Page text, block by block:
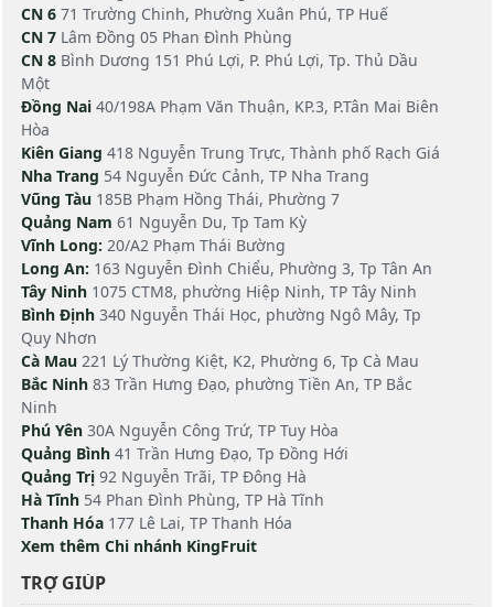
CN 6 71 Trường Chinh, Phường Xuân Phú, TP Huế
CN 7 Lâm Đồng 05 Phan Đình Phùng
CN 8 Bình Dương 151 Phú Lợi, P. Phú Lợi, Tp. Thủ Dầu
Một
Đồng Nai 40/198A Phạm Văn Thuận, KP.3, P.Tân Mai Biên
Hòa
Kiên Giang 418 Nguyễn Trung Trực, Thành phố Rạch Giá
Nha Trang 54 Nguyễn Đức Cảnh, TP Nha Trang
Vũng Tàu 185B Phạm Hồng Thái, Phường 7
Quảng Nam 61 Nguyễn Du, Tp Tam Kỳ
Vĩnh Long: 20/A2 Phạm Thái Bường
Long An: 163 Nguyễn Đình Chiểu, Phường 3, Tp Tân An
Tây Ninh 1075 CTM8, phường Hiệp Ninh, TP Tây Ninh
Bình Định 340 Nguyễn Thái Học, phường Ngô Mây, Tp
Quy Nhơn
Cà Mau 221 Lý Thường Kiệt, K2, Phường 6, Tp Cà Mau
Bắc Ninh 83 Trần Hưng Đạo, phường Tiền An, TP Bắc
Ninh
Phú Yên 30A Nguyễn Công Trứ, TP Tuy Hòa
Quảng Bình 41 Trần Hưng Đạo, Tp Đồng Hới
Quảng Trị 92 Nguyễn Trãi, TP Đông Hà
Hà Tĩnh 54 Phan Đình Phùng, TP Hà Tĩnh
Thanh Hóa 177 Lê Lai, TP Thanh Hóa
Xem thêm Chi nhánh KingFruit
TRỢ GIÚP